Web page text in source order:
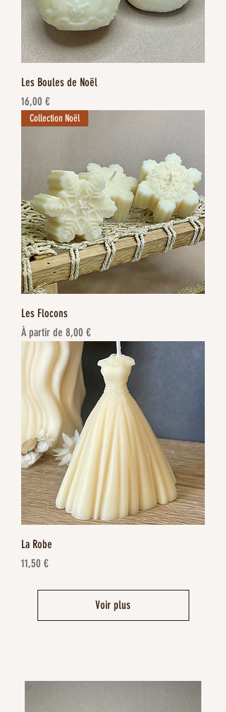
Les Boules de Noël
Prix
16,00 €
Collection Noël
Les Flocons
À partir de 8,00 €
Prix promotionnel
La Robe
Prix
11,50 €
Voir plus